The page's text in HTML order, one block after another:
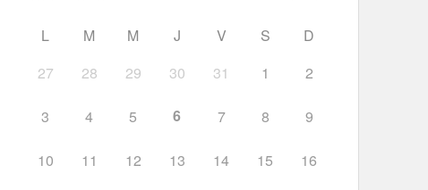
L M M J V S
D
27
28 29 30 31 1 2
3 4 5 6 7 8 9
10 11 12 13 14 15 16